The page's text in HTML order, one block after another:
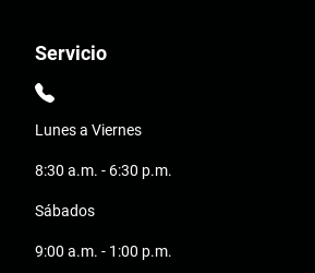
Servicio
Lunes a Viernes
8:30 a.m. - 6:30 p.m.
Sábados
9:00 a.m. - 1:00 p.m.